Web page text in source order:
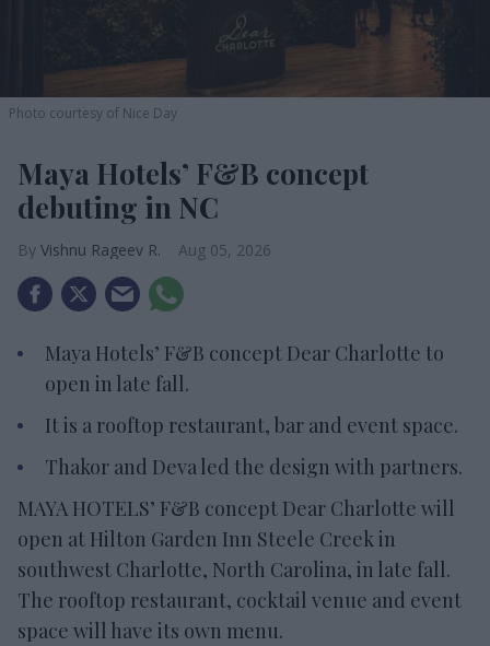
Photo courtesy of Nice Day
Maya Hotels’ F&B concept
debuting in NC
Vishnu Rageev R. Aug 05, 2026
Maya Hotels’ F&B concept Dear Charlotte to
open in late fall.
It is a rooftop restaurant, bar and event space.
Thakor and Deva led the design with partners.
MAYA HOTELS’ F&B concept Dear Charlotte will
open at Hilton Garden Inn Steele Creek in
southwest Charlotte, North Carolina, in late fall.
The rooftop restaurant, cocktail venue and event
space will have its own menu.